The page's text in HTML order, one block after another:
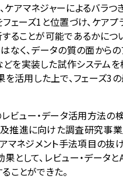
アマネジャーによるバラつ
ェーズ1 と位置づけ、ケア
ることが可能であるかにつ
なく、データの質の面から
を実装した試作システム
活用した上で、フェーズ3
ビュー・データ活用方法の
推進に向けた調査研究事業
アマネジメント手法項目の
として、レビュー・データと
ことができた。